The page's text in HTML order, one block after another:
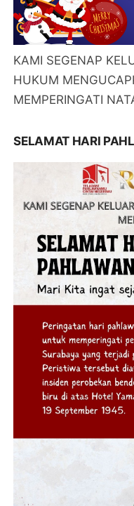
KAMI SEGENAP
HUKUM
MEMPERINGATI
SELAMAT HARI